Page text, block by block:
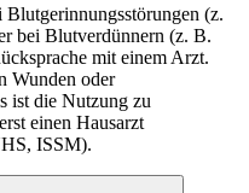
Blutgerinnungsstörungen (z.
bei Blutverdünnern (z. B.
mit einem Arzt.
Wunden oder
ist die Nutzung zu
einen Hausarzt
ISSM).